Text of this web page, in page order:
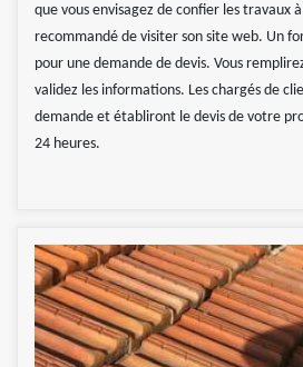
que vous envisagez de confier les travaux
recommandé de visiter son site web. Un
pour une demande de devis. Vous
validez les informations. Les chargés de
demande et établiront le devis de votre
24 heures.